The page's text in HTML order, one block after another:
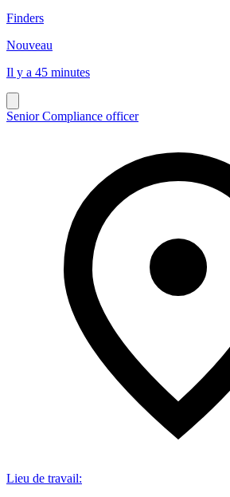
Finders
Nouveau
Il y a 45 minutes
Senior Compliance officer
Lieu de travail: